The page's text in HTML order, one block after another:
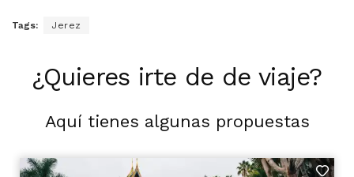
Tags: Jerez
¿Quieres irte de de viaje?
Aquí tienes algunas propuestas